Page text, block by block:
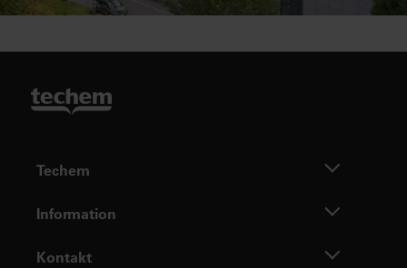
Techem
Information
Kontakt